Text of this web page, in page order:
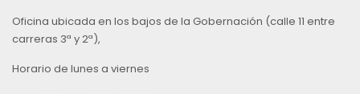
Oficina ubicada en los bajos de la Gobernación (calle 11 entre
carreras 3ª y 2ª),
Horario de lunes a viernes